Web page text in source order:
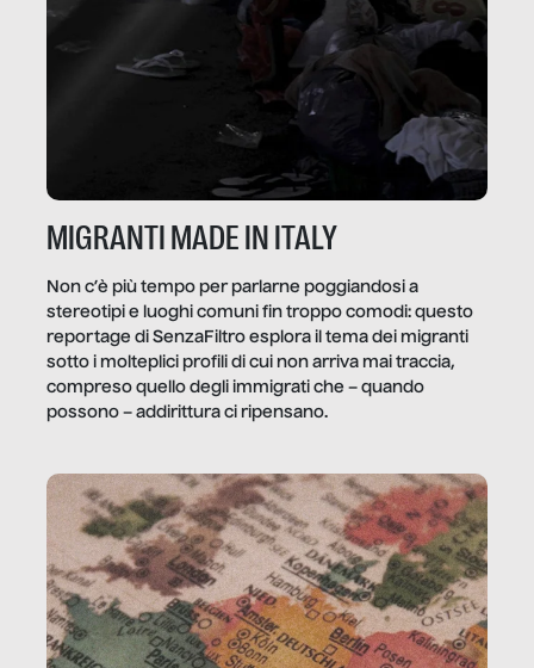
MIGRANTI MADE IN ITALY
Non c’è più tempo per parlarne poggiandosi a
stereotipi e luoghi comuni fin troppo comodi: questo
reportage di SenzaFiltro esplora il tema dei migranti
sotto i molteplici profili di cui non arriva mai traccia,
compreso quello degli immigrati che – quando
possono – addirittura ci ripensano.